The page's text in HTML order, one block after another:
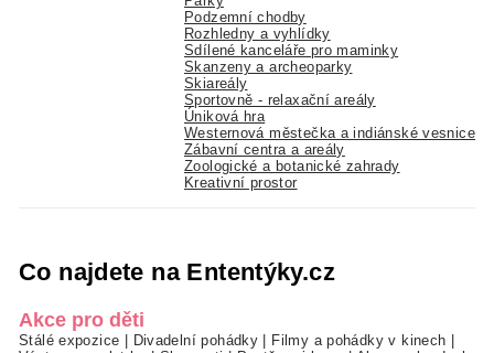
Podzemní chodby
Rozhledny a vyhlídky
Sdílené kanceláře pro maminky
Skanzeny a archeoparky
Skiareály
Sportovně - relaxační areály
Úniková hra
Westernová městečka a indiánské vesnice
Zábavní centra a areály
Zoologické a botanické zahrady
Kreativní prostor
Co najdete na Ententýky.cz
Akce pro děti
Stálé expozice Divadelní pohádky Filmy a pohádky v kinech